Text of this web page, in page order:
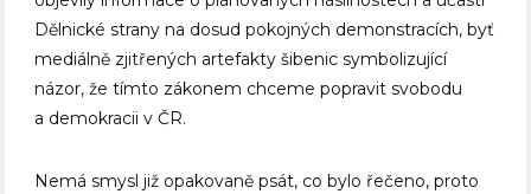
Dělnické strany na dosud pokojných demonstracích, byť
mediálně zjitřených artefakty šibenic symbolizující
názor, že tímto zákonem chceme popravit svobodu
a demokracii v ČR.
Nemá smysl již opakovaně psát, co bylo řečeno, proto